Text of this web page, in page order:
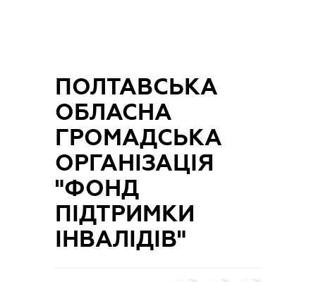
ПОЛТАВСЬКА
ОБЛАСНА
ГРОМАДСЬКА
ОРГАНІЗАЦІЯ
"ФОНД
ПІДТРИМКИ
ІНВАЛІДІВ"